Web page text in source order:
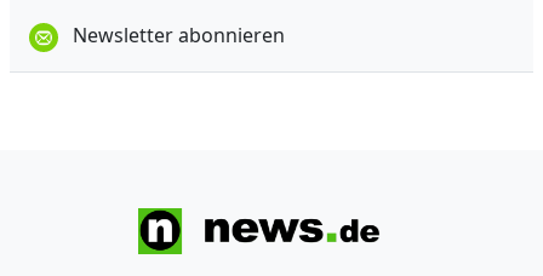
Newsletter abonnieren